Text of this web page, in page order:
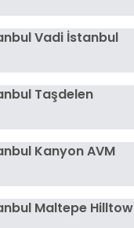
Vadi İstanbul
Taşdelen
Kanyon AVM
Maltepe